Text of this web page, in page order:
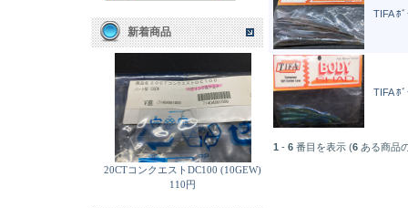
新着商品
20CTコンクエストDC100 (10GEW)
110円
TIFA ﾎ
TIFA ﾎ
1 - 6 番目を表示 (6 ある商品